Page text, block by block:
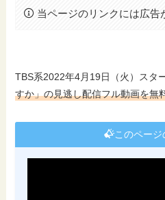
当ページのリンクには広告
TBS系2022年4月19日（火）スタ
すか」の見逃し配信フル動画を無
このページ